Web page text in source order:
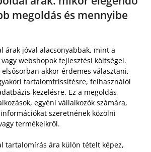
megoldás és mennyibe
árak jóval alacsonyabbak, mint a
webshopok fejlesztési költségei.
akkor érdemes választani,
tartalomfrissítésre, felhasználói
kezelésre. Ez a megoldás
egyéni vállalkozók számára,
szeretnének közölni
termékeikről.
tartalomírás ára külön tételt képez,